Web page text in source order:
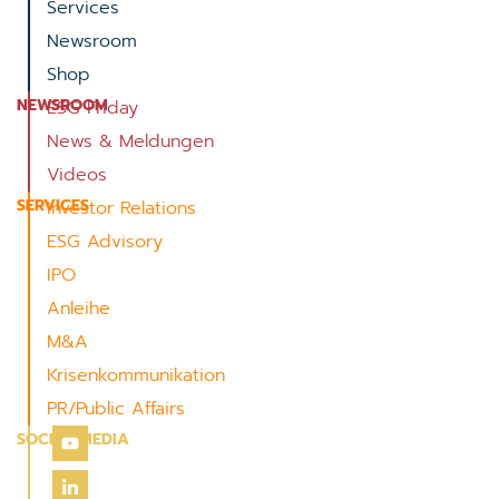
Services
Newsroom
Shop
NEWSROOM
ESG Friday
News & Meldungen
Videos
SERVICES
Investor Relations
ESG Advisory
IPO
Anleihe
M&A
Krisenkommunikation
PR/Public Affairs
SOCIAL MEDIA